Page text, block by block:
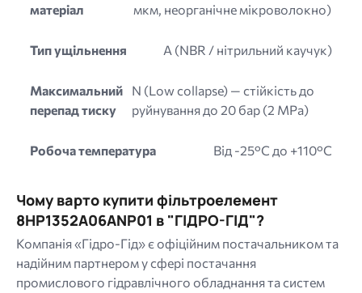
матеріал
мкм, неорганічне мікроволокно)
Тип ущільнення A (NBR / нітрильний каучук)
Максимальний
перепад тиску
N (Low collapse) — стійкість до
руйнування до 20 бар (2 MPa)
Робоча температура Від -25°C до +110°C
Чому варто купити фільтроелемент
8HP1352A06ANP01 в "ГІДРО-ГІД"?
Компанія «Гідро-Гід» є офіційним постачальником та
надійним партнером у сфері постачання
промислового гідравлічного обладнання та систем